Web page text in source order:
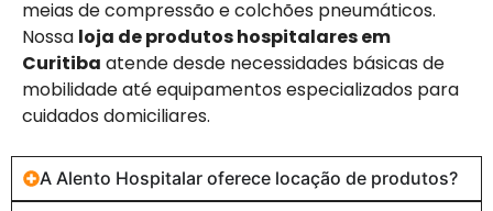
meias de compressão e colchões pneumáticos.
Nossa loja de produtos hospitalares em
Curitiba atende desde necessidades básicas de
mobilidade até equipamentos especializados para
cuidados domiciliares.
A Alento Hospitalar oferece locação de produtos?